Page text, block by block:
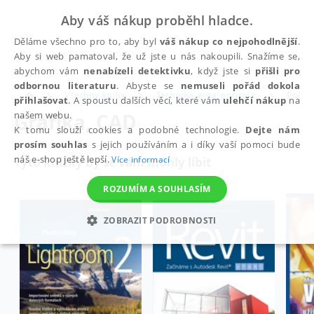
Všechny knihy Technika, auta, počítače
Grafika, CAD
Tyto knížky by se vám mohly líbit
Aby váš nákup proběhl hladce.
Děláme všechno pro to, aby bylváš nákup co nejpohodlnější.
Aby si web pamatoval, že už jste u nás nakoupili. Snažíme se,
abychom vám nenabízeli detektivku, když jste si přišli pro
odbornou literaturu. Abyste se nemuseli pořád dokola
přihlašovat. A spoustu dalších věcí, které vám ulehčí nákup na
našem webu.
K tomu slouží cookies a podobné technologie. Dejte nám
prosím souhlas s jejich používáním a i díky vaší pomoci bude
náš e-shop ještě lepší.Více informací
ROZUMÍM A SOUHLASÍM
ZOBRAZIT PODROBNOSTI
NEZBYTNÉ ANALYTICKÉ MARKETINGOVÉ
FUNKČNÍ NEZAŘAZENÉ SOUBORY